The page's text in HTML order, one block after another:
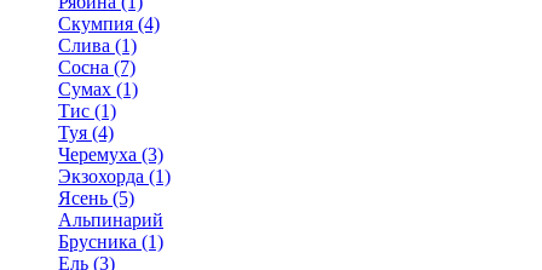
Скумпия (4)
Слива (1)
Сосна (7)
Сумах (1)
Тис (1)
Туя (4)
Черемуха (3)
Экзохорда (1)
Ясень (5)
Альпинарий
Брусника (1)
Ель (3)